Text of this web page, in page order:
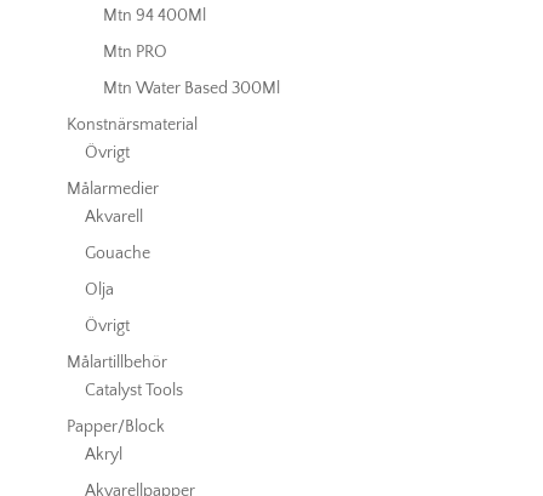
Mtn 94 400Ml
Mtn PRO
Mtn Water Based 300Ml
Konstnärsmaterial
Övrigt
Målarmedier
Akvarell
Gouache
Olja
Övrigt
Målartillbehör
Catalyst Tools
Papper/Block
Akryl
Akvarellpapper